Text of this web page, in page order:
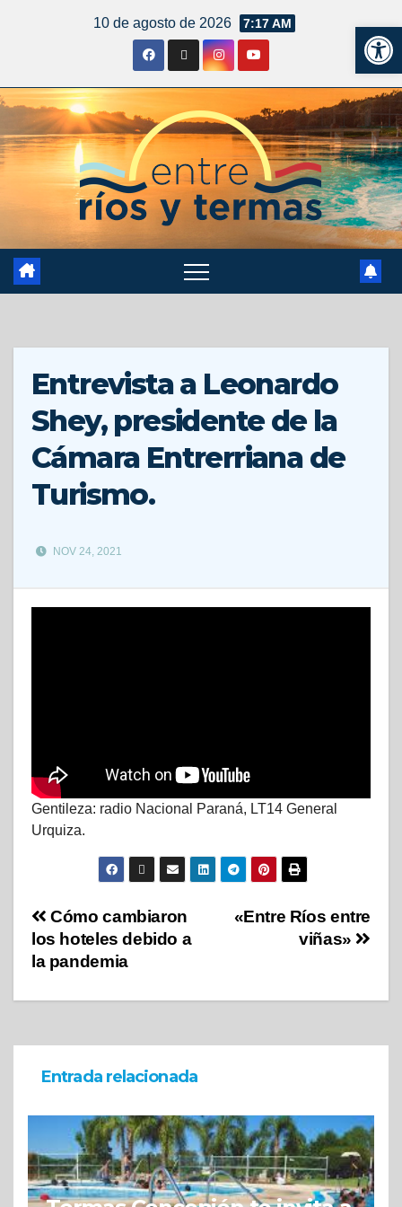
10 de agosto de 2026 7:17 AM
Entrevista a Leonardo
Shey, presidente de la
Cámara Entrerriana de
Turismo.
NOV 24, 2021
Gentileza: radio Nacional Paraná, LT14 General
Urquiza.
«Entre Ríos entre
viñas»
Cómo cambiaron
los hoteles debido a
la pandemia
Entrada relacionada